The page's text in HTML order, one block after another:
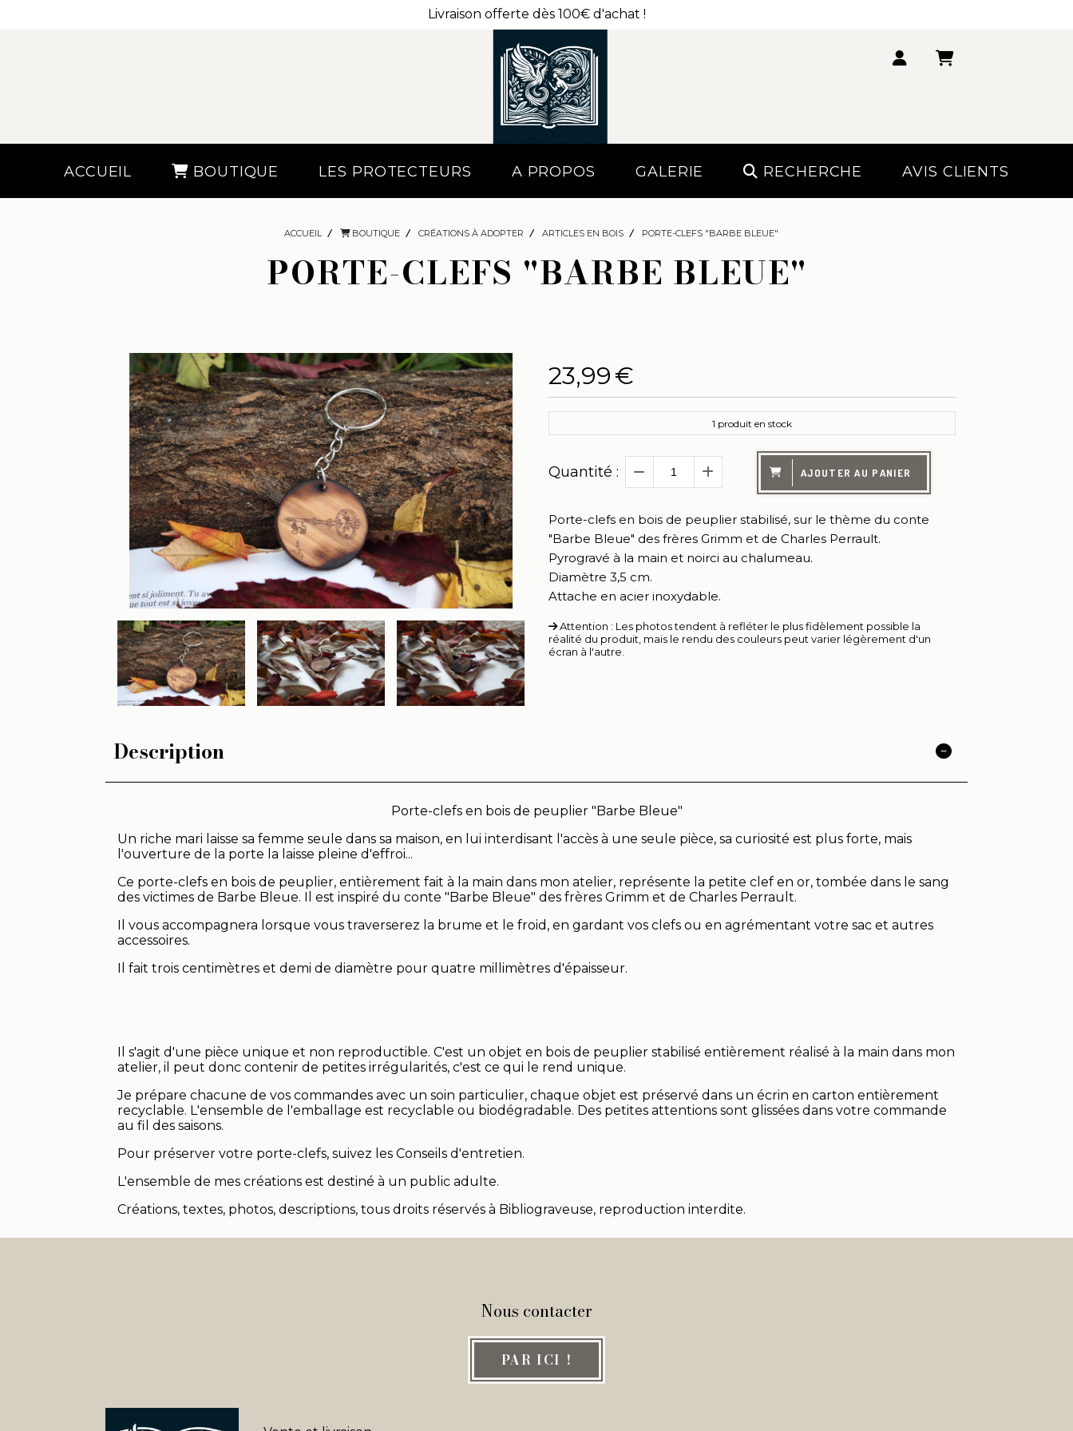
Livraison offerte dès 100€ d'achat !
ACCUEIL BOUTIQUE LES PROTECTEURS A PROPOS GALERIE RECHERCHE AVIS CLIENTS
ACCUEIL BOUTIQUE CRÉATIONS À ADOPTER ARTICLES EN BOIS PORTE-CLEFS "BARBE BLEUE"
PORTE-CLEFS "BARBE BLEUE"
23,99€
1 produit en stock
Quantité : AJOUTER AU PANIER
Porte-clefs en bois de peuplier stabilisé, sur le thème du conte
"Barbe Bleue" des frères Grimm et de Charles Perrault.
Pyrogravé à la main et noirci au chalumeau.
Diamètre 3,5 cm.
Attache en acier inoxydable.
Attention : Les photos tendent à refléter le plus fidèlement possible la
réalité du produit, mais le rendu des couleurs peut varier légèrement d'un
écran à l'autre.
Description
Porte-clefs en bois de peuplier "Barbe Bleue"
Un riche mari laisse sa femme seule dans sa maison, en lui interdisant l'accès à une seule pièce, sa curiosité est plus forte, mais
l'ouverture de la porte la laisse pleine d'effroi...
Ce porte-clefs en bois de peuplier, entièrement fait à la main dans mon atelier, représente la petite clef en or, tombée dans le sang
des victimes de Barbe Bleue. Il est inspiré du conte "Barbe Bleue" des frères Grimm et de Charles Perrault.
Il vous accompagnera lorsque vous traverserez la brume et le froid, en gardant vos clefs ou en agrémentant votre sac et autres
accessoires.
Il fait trois centimètres et demi de diamètre pour quatre millimètres d'épaisseur.
Il s'agit d'une pièce unique et non reproductible. C'est un objet en bois de peuplier stabilisé entièrement réalisé à la main dans mon
atelier, il peut donc contenir de petites irrégularités, c'est ce qui le rend unique.
Je prépare chacune de vos commandes avec un soin particulier, chaque objet est préservé dans un écrin en carton entièrement
recyclable. L'ensemble de l'emballage est recyclable ou biodégradable. Des petites attentions sont glissées dans votre commande
au fil des saisons.
Pour préserver votre porte-clefs, suivez les Conseils d'entretien.
L'ensemble de mes créations est destiné à un public adulte.
Créations, textes, photos, descriptions, tous droits réservés à Bibliograveuse, reproduction interdite.
Nous contacter
PAR ICI !